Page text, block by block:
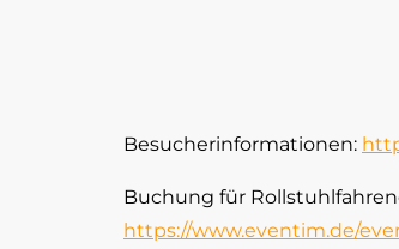
Besucherinformationen:
Buchung für
https://www.eventim.de/